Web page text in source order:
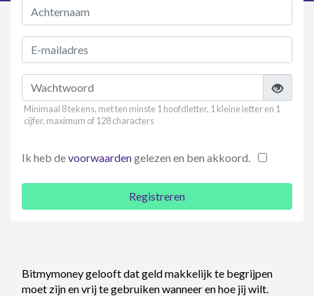
Minimaal 8 tekens, met ten minste 1 hoofdletter, 1 kleine letter en 1
cijfer, maximum of 128 characters
Ik heb devoorwaardengelezen en ben akkoord.
Registreren
Bitmymoney gelooft dat geld makkelijk te begrijpen
moet zijn en vrij te gebruiken wanneer en hoe jij wilt.